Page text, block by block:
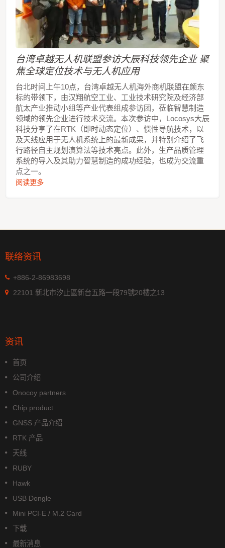
台湾卓越无人机联盟参访大辰科技领先企业 聚
焦全球定位技术与无人机应用
台北时间上午10点，台湾卓越无人机海外商机联盟在颜东
标的带领下，由汉翔航空工业、工业技术研究院及经济部
航太产业推动小组等产业代表组成参访团，莅临智慧制造
领域的领先企业进行技术交流。本次参访中，Locosys大辰
科技分享了在RTK（即时动态定位）、惯性导航技术，以
及天线应用于无人机系统上的最新成果，并特别介绍了飞
行路径自主规划演算法等技术亮点。此外，生产品质管理
系统的导入及其助力智慧制造的成功经验，也成为交流重
点之一。
阅读更多
联络资讯
+886-2-86983698
22101 新北市汐止區新台五路一段79號20樓之13
资讯
首页
公司介绍
Onocoy partners
Chip product
GNSS 产品介绍
RTK 产品
天线
RUBY
Hawk
USB Dongle
Mini PCI-E / M.2 Card
下载
最新消息